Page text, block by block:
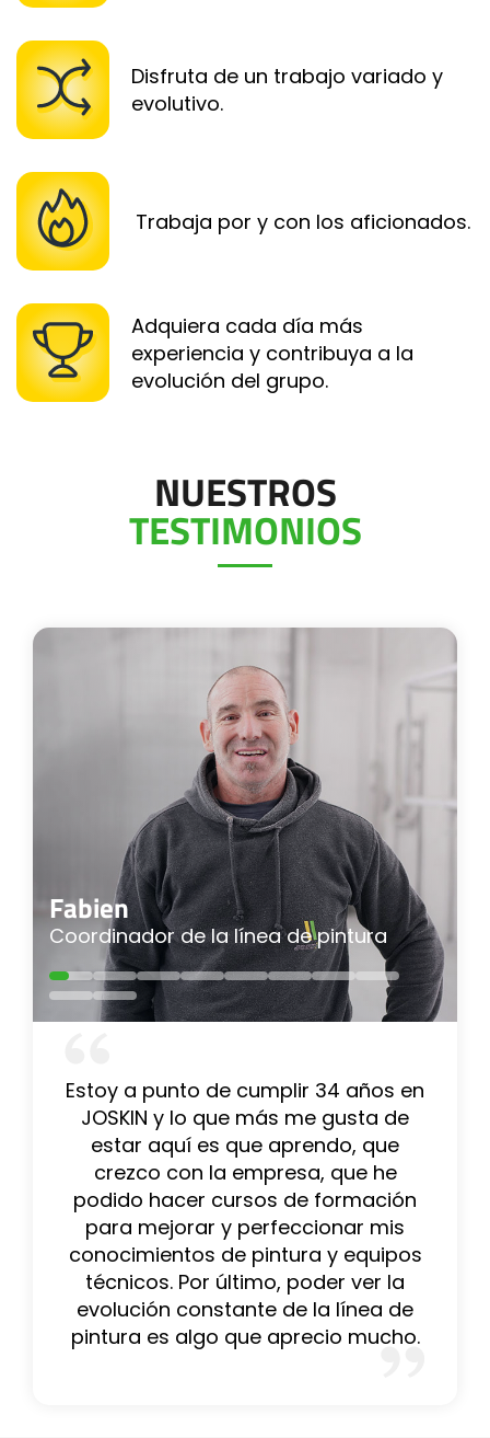
Disfruta de un trabajo variado y
evolutivo.
Trabaja por y con los aficionados.
Adquiera cada día más
experiencia y contribuya a la
evolución del grupo.
NUESTROS
TESTIMONIOS
Fabien
Coordinador de la línea de pintura
Estoy a punto de cumplir 34 años en
JOSKIN y lo que más me gusta de
estar aquí es que aprendo, que
crezco con la empresa, que he
podido hacer cursos de formación
para mejorar y perfeccionar mis
conocimientos de pintura y equipos
técnicos. Por último, poder ver la
evolución constante de la línea de
pintura es algo que aprecio mucho.